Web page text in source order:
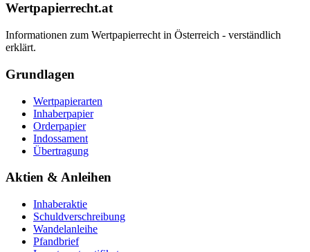
Wertpapierrecht.at
Informationen zum Wertpapierrecht in Österreich - verständlich
erklärt.
Grundlagen
Wertpapierarten
Inhaberpapier
Orderpapier
Indossament
Übertragung
Aktien & Anleihen
Inhaberaktie
Schuldverschreibung
Wandelanleihe
Pfandbrief